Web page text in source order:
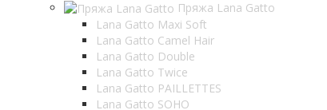
Пряжа Lana Gatto
Lana Gatto Maxi Soft
Lana Gatto Camel Hair
Lana Gatto Double
Lana Gatto Twice
Lana Gatto PAILLETTES
Lana Gatto SOHO